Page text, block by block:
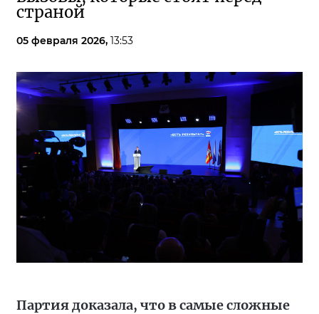
страной
05 февраля 2026, 13:53
Партия доказала, что в самые сложные